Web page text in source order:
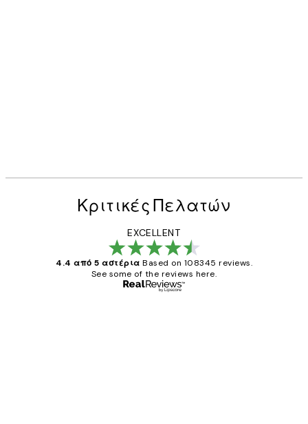
Κριτικές Πελατών
EXCELLENT
4.4 από 5 αστέρια Based on 108345 reviews.
See some of the reviews here.